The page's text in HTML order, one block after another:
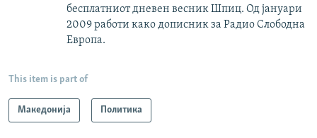
бесплатниот дневен весник Шпиц. Од јануари
2009 работи како дописник за Радио Слободна
Европа.
This item is part of
Македонија Политика